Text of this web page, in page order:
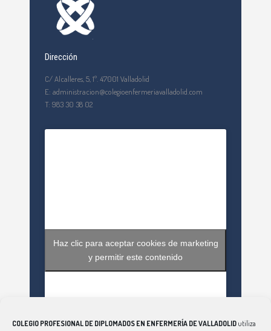
COLEGIO PROFESIONAL DE DIPLOMADOS EN ENFERMERÍA DE VALLADOLID utiliza
Dirección
C/ Alcalleres, 5, 1º. 47001 Valladolid
E: administracion@colegioenfermeriavalladolid.com
T: 983 30 38 02
Haz clic para aceptar cookies de marketing
y permitir este contenido